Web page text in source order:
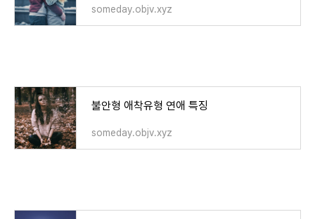
someday.objv.xyz
불안형 애착유형 연애 특징
someday.objv.xyz